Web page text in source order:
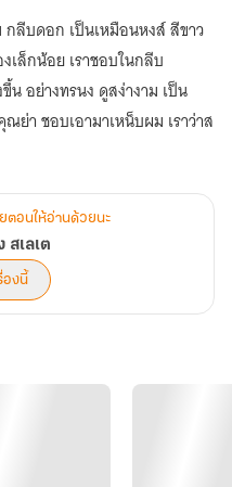
ต
ลีบดอก เป็นเหมือนหงส์ สีขาว
ล็กน้อย เราชอบในกลีบ
อย่างทรนง ดูสง่างาม เป็น
ย่า ชอบเอามาเหน็บผม เราว่าส
ตอนให้อ่านด้วยนะ
สเลเต
องนี้